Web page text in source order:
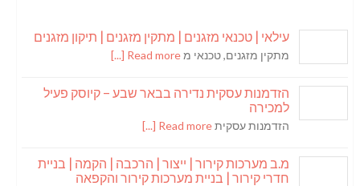
עילאי | טכנאי מזגנים | מתקין מזגנים | תיקון מזגנים
מתקין מזגנים, טכנאי מRead more [...]
הזדמנות עסקית נדירה בבאר שבע – קיוסק פעיל
למכירה
הזדמנות עסקיתRead more [...]
מ.ב מערכות קירור | ייצור | הרכבה | הקמה | בניית
חדרי קירור | בניית מערכות קירור והקפאה